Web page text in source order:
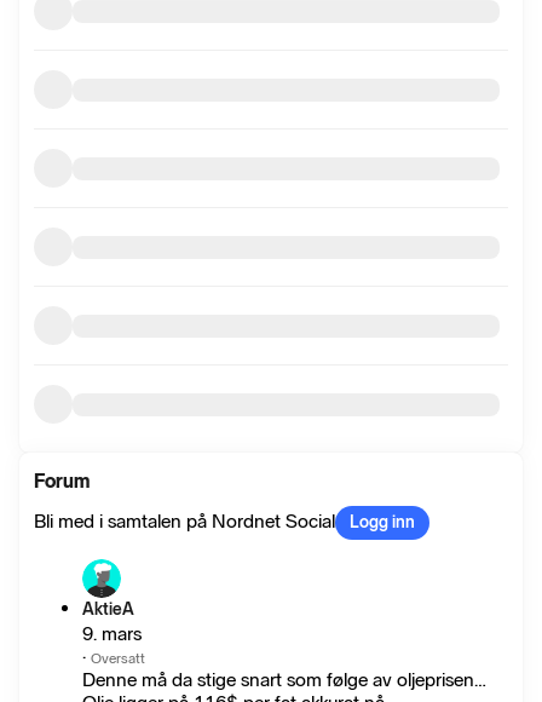
Forum
Bli med i samtalen på Nordnet Social
Logg inn
AktieA
9. mars
· Oversatt
Denne må da stige snart som følge av oljeprisen…